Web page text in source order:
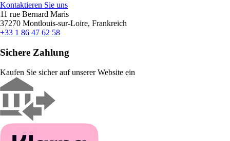
Kontaktieren Sie uns
11 rue Bernard Maris
37270 Montlouis-sur-Loire, Frankreich
+33 1 86 47 62 58
Sichere Zahlung
Kaufen Sie sicher auf unserer Website ein